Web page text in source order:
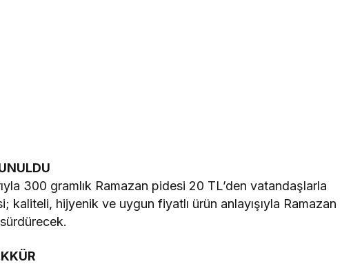
300 gramlık Ramazan pidesi 20 TL’den vatandaşlarla
kaliteli, hijyenik ve uygun fiyatlı ürün anlayışıyla Ramazan